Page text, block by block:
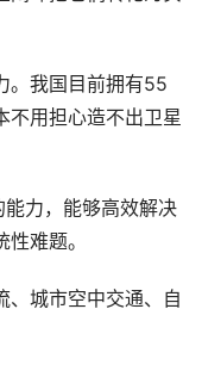
。我国目前拥有55
不用担心造不出卫星
能力，能够高效解决
难题。
、城市空中交通、自